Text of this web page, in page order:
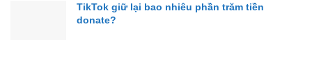
TikTok giữ lại bao nhiêu phần trăm tiền
donate?